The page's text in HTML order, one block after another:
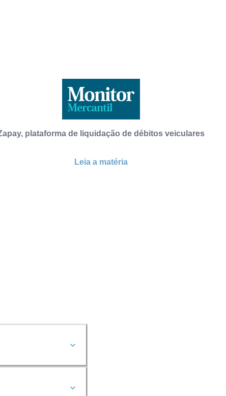
plataforma de liquidação de débitos veiculares
Leia a matéria